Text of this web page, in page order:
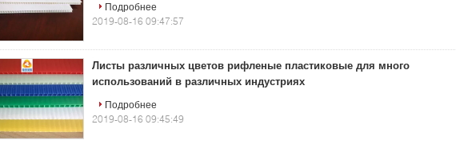
Подробнее
2019-08-16 09:47:57
Листы различных цветов рифленые пластиковые для много
использований в различных индустриях
Подробнее
2019-08-16 09:45:49